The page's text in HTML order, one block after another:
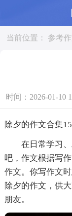
当前位置： 参考
时间：2026-01-10
除夕的作文合集
在日常学习、
吧，作文根据写
作文。你写作文
除夕的作文，供
朋友。